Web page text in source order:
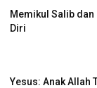
Memikul Salib dan
Diri
Yesus: Anak Allah